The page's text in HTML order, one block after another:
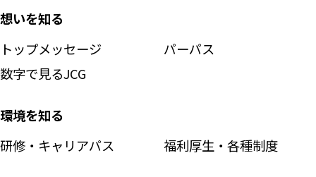
想いを知る
トップメッセージ
パーパス
数字で見るJCG
環境を知る
研修・キャリアパス
福利厚生・各種制度